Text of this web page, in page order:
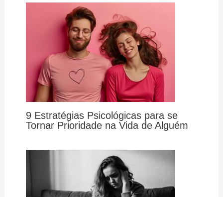
9 Estratégias Psicológicas para se
Tornar Prioridade na Vida de Alguém